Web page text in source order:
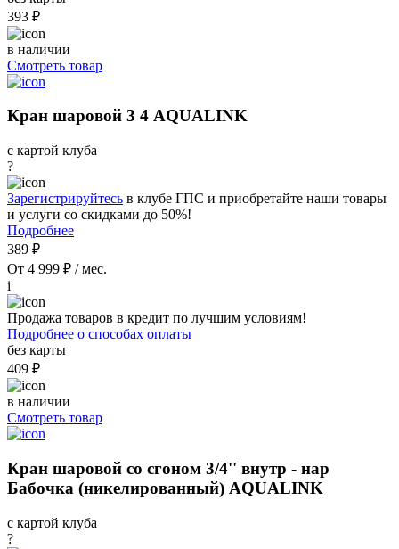
393 ₽
в наличии
Смотреть товар
Кран шаровой 3 4 AQUALINK
с картой клуба
?
Зарегистрируйтесь в клубе ГПС и приобретайте наши товары
и услуги со скидками до 50%!
Подробнее
389 ₽
От 4 999 ₽ / мес.
i
Продажа товаров в кредит по лучшим условиям!
Подробнее о способах оплаты
без карты
409 ₽
в наличии
Смотреть товар
Кран шаровой со сгоном 3/4'' внутр - нар
Бабочка (никелированный) AQUALINK
с картой клуба
?